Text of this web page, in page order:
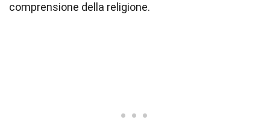
comprensione della religione.